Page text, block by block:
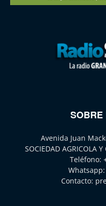
SOBRE
Avenida Juan
SOCIEDAD AGRICOLA
Teléfono:
Whatsapp:
Contacto: